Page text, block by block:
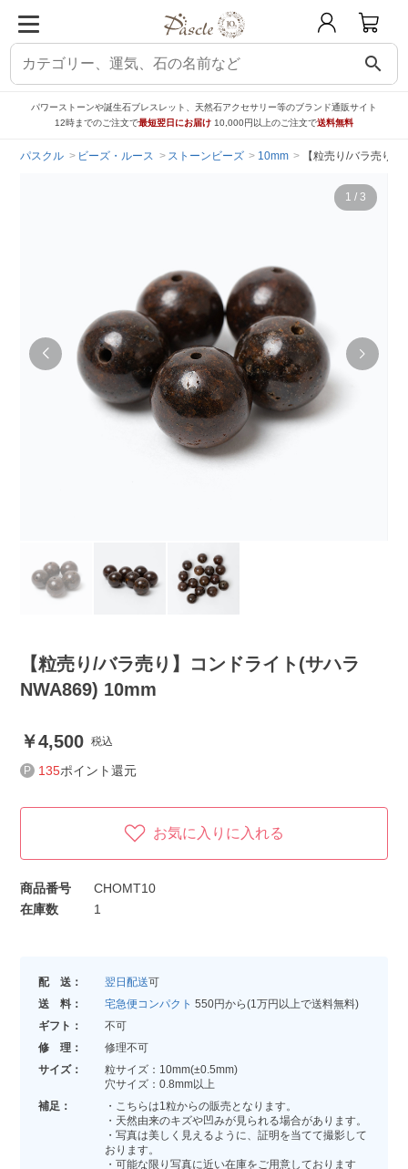
search
パワーストーンや誕生石ブレスレット、天然石アクセサリー等のブランド通販サイト
12時までのご注文で最短翌日にお届け 10,000円以上のご注文で送料無料
パスクル ビーズ・ルース ストーンビーズ 10mm 【粒売り/バラ売り
1 / 3
【粒売り/バラ売り】コンドライト(サハラ
NWA869) 10mm
4,500 税込
135ポイント還元
お気に入りに入れる
商品番号
CHOMT10
在庫数
1
配 送： 翌日配送可
送 料：
宅急便コンパクト 550円から(1万円以上で送料無料)
ギフト：
不可
修 理：
修理不可
サイズ：
粒サイズ：10mm(±0.5mm)
穴サイズ：0.8mm以上
補足：
・こちらは1粒からの販売となります。
・天然由来のキズや凹みが見られる場合があります。
・写真は美しく見えるように、証明を当てて撮影して
おります。
・可能な限り写真に近い在庫をご用意しております